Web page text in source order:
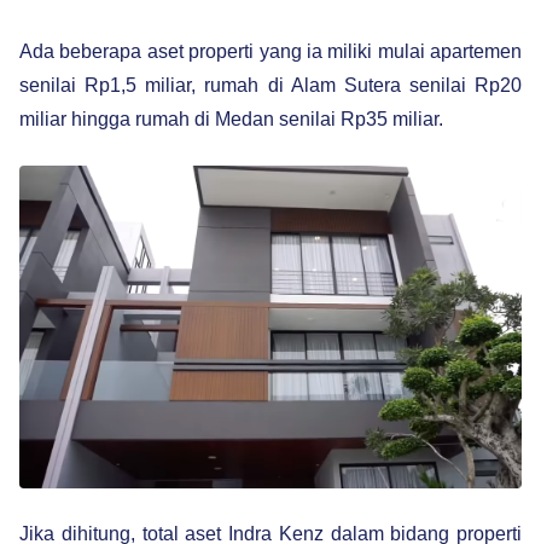
Ada beberapa aset properti yang ia miliki mulai apartemen
senilai Rp1,5 miliar, rumah di Alam Sutera senilai Rp20
miliar hingga rumah di Medan senilai Rp35 miliar.
Jika dihitung, total aset Indra Kenz dalam bidang properti